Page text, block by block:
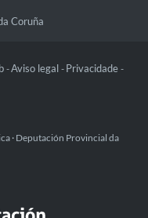
Coruña
-Aviso legal - Privacidade -
· Deputación Provincial da